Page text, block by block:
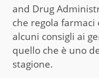
and Drug
che regola farmaci
alcuni consigli ai
quello che è uno
stagione.